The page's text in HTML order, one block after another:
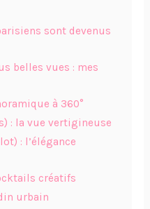
sont devenus
belles vues : mes
à 360°
: la vue vertigineuse
: l’élégance
créatifs
urbain